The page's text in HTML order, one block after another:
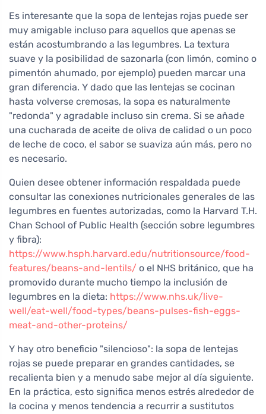
Es interesante que la sopa de lentejas rojas puede ser
muy amigable incluso para aquellos que apenas se
están acostumbrando a las legumbres. La textura
suave y la posibilidad de sazonarla (con limón, comino o
pimentón ahumado, por ejemplo) pueden marcar una
gran diferencia. Y dado que las lentejas se cocinan
hasta volverse cremosas, la sopa es naturalmente
"redonda" y agradable incluso sin crema. Si se añade
una cucharada de aceite de oliva de calidad o un poco
de leche de coco, el sabor se suaviza aún más, pero no
es necesario.
Quien desee obtener información respaldada puede
consultar las conexiones nutricionales generales de las
legumbres en fuentes autorizadas, como la Harvard T.H.
Chan School of Public Health (sección sobre legumbres
y fibra):
https://www.hsph.harvard.edu/nutritionsource/food-
features/beans-and-lentils/ o el NHS británico, que ha
promovido durante mucho tiempo la inclusión de
legumbres en la dieta: https://www.nhs.uk/live-
well/eat-well/food-types/beans-pulses-fish-eggs-
meat-and-other-proteins/
Y hay otro beneficio "silencioso": la sopa de lentejas
rojas se puede preparar en grandes cantidades, se
recalienta bien y a menudo sabe mejor al día siguiente.
En la práctica, esto significa menos estrés alrededor de
la cocina y menos tendencia a recurrir a sustitutos